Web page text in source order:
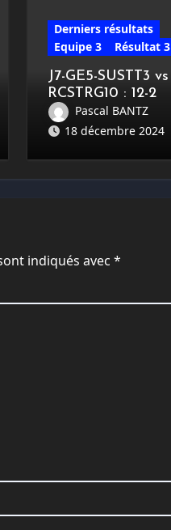
Derniers résultats
Equipe 3
Résultat 3
J7-GE5-SUSTT3 vs
RCSTRG10 : 12-2
Pascal BANTZ
18 décembre 2024
indiqués avec *